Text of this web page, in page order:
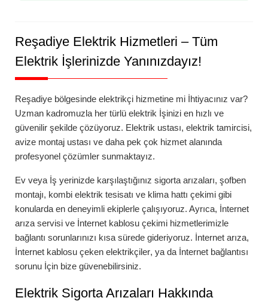
Reşadiye Elektrik Hizmetleri – Tüm
Elektrik İşlerinizde Yanınızdayız!
Reşadiye bölgesinde elektrikçi hizmetine mi İhtiyacınız var?
Uzman kadromuzla her türlü elektrik İşinizi en hızlı ve
güvenilir şekilde çözüyoruz. Elektrik ustası, elektrik tamircisi,
avize montaj ustası ve daha pek çok hizmet alanında
profesyonel çözümler sunmaktayız.
Ev veya İş yerinizde karşılaştığınız sigorta arızaları, şofben
montajı, kombi elektrik tesisatı ve klima hattı çekimi gibi
konularda en deneyimli ekiplerle çalışıyoruz. Ayrıca, İnternet
arıza servisi ve İnternet kablosu çekimi hizmetlerimizle
bağlantı sorunlarınızı kısa sürede gideriyoruz. İnternet arıza,
İnternet kablosu çeken elektrikçiler, ya da İnternet bağlantısı
sorunu İçin bize güvenebilirsiniz.
Elektrik Sigorta Arızaları Hakkında